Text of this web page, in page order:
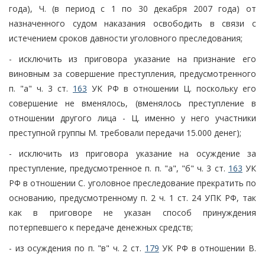
года), Ч. (в период с 1 по 30 декабря 2007 года) от
назначенного судом наказания освободить в связи с
истечением сроков давности уголовного преследования;
- исключить из приговора указание на признание его
виновным за совершение преступления, предусмотренного
п. "а" ч. 3 ст. 163 УК РФ в отношении Ц. поскольку его
совершение не вменялось, (вменялось преступление в
отношении другого лица - Ц. именно у него участники
преступной группы М. требовали передачи 15.000 денег);
- исключить из приговора указание на осуждение за
преступление, предусмотренное п. п. "а", "б" ч. 3 ст. 163 УК
РФ в отношении С. уголовное преследование прекратить по
основанию, предусмотренному п. 2 ч. 1 ст. 24 УПК РФ, так
как в приговоре не указан способ принуждения
потерпевшего к передаче денежных средств;
- из осуждения по п. "в" ч. 2 ст. 179 УК РФ в отношении В.